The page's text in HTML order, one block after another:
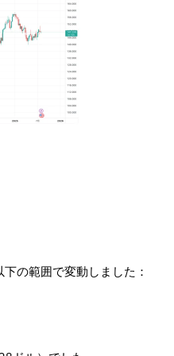
の範囲で変動しました：